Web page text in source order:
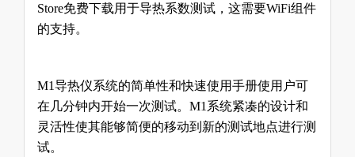
Store免费下载用于导热系数测试，这需要WiFi组件
的支持。
M1导热仪系统的简单性和快速使用手册使用户可
在几分钟内开始一次测试。 M1 系统紧凑的设计和
灵活性使其能够简便的移动到新的测试地点进行测
试。